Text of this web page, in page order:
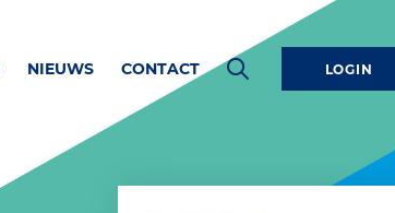
NIEUWS CONTACT LOGIN